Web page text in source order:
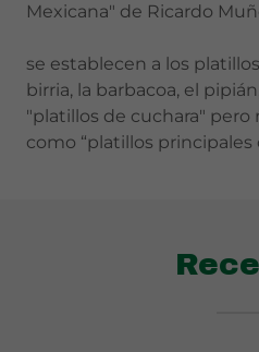
Mexicana" de Ricardo
se establecen a los
birria, la barbacoa, el
"platillos de cuchara" pero
como “platillos principales